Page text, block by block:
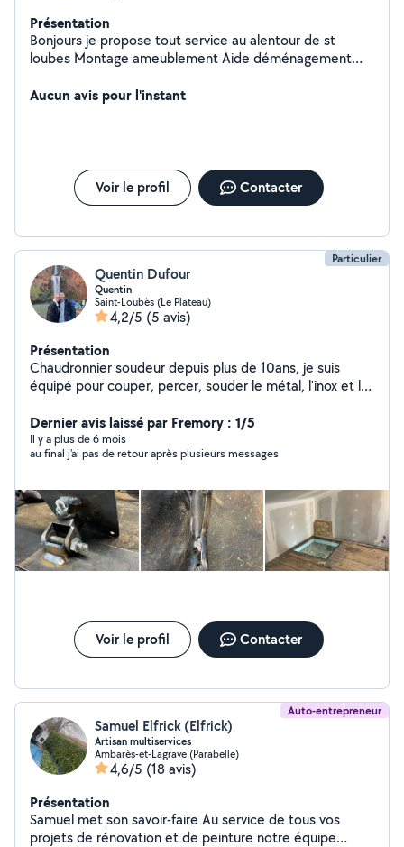
Présentation
Bonjours je propose tout service au alentour de st
loubes Montage ameublement Aide déménagement
demande
Aucun avis pour l'instant
Voir le profil Contacter
Particulier
Quentin Dufour
Quentin
Saint-Loubès (Le Plateau)
4,2/5 (5 avis)
Présentation
Chaudronnier soudeur depuis plus de 10ans, je suis
équipé pour couper, percer, souder le métal, l'inox et le
services pour tondre débroussailler, poser du placo,
manutention, transports, couper des arbres, enlever
des souches, mécanique voiture et moto Possibilité de
meuleuse, tire-fort 4t, tronçonneuse, tondeuse,
débroussailleuse, coupe bordure, broyeur de végétaux
Dernier avis laissé par Fremory : 1/5
Il y a plus de 6 mois
au final j'ai pas de retour après plusieurs messages
Voir le profil Contacter
Auto-entrepreneur
Samuel Elfrick (Elfrick)
Artisan multiservices
Ambarès-et-Lagrave (Parabelle)
4,6/5 (18 avis)
Présentation
Samuel met son savoir-faire Au service de tous vos
projets de rénovation et de peinture notre équipe